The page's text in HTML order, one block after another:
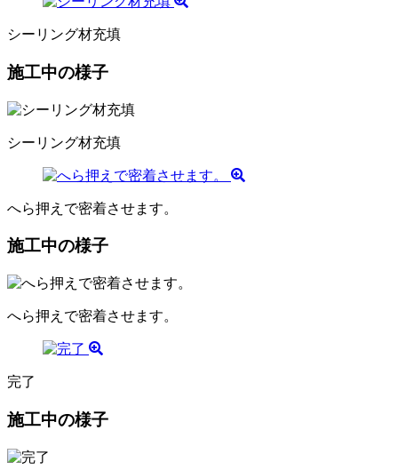
シーリング材充填
施工中の様子
シーリング材充填
へら押えで密着させます。
施工中の様子
へら押えで密着させます。
完了
施工中の様子